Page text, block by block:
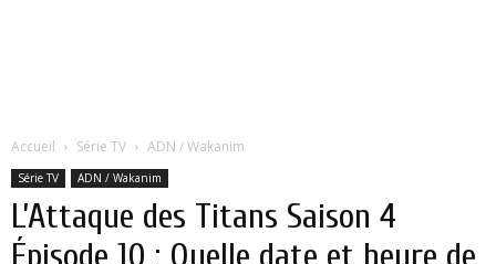
Accueil Série TV ADN / Wakanim
Série TV ADN / Wakanim
L’Attaque des Titans Saison 4
Épisode 10 : Quelle date et heure de